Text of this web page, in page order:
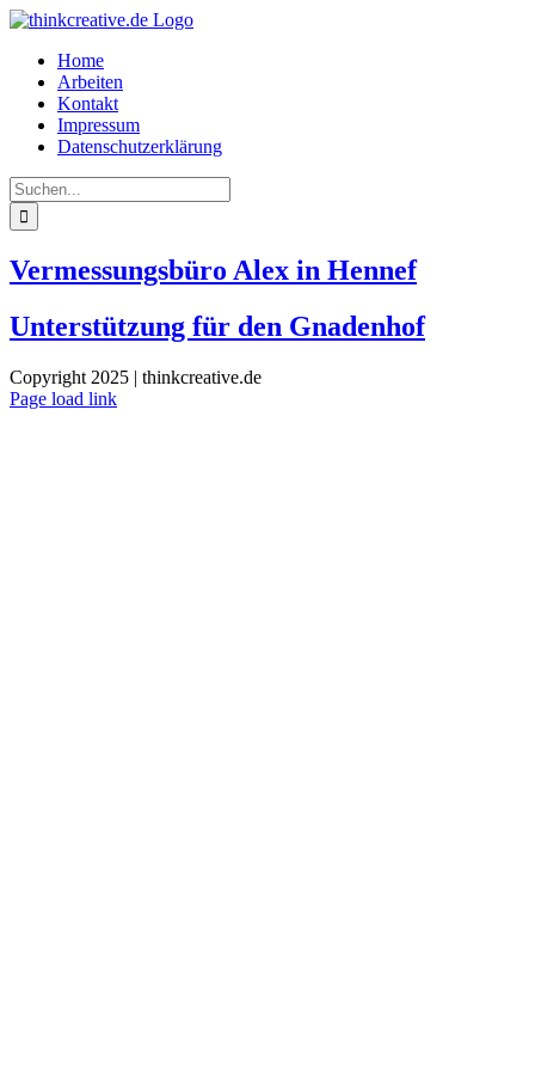
Zum
springenHome
Arbeiten
Kontakt
Impressum
Datenschutzerklärung
Suche
nach:
Vermessungsbüro Alex in Hennef
Unterstützung für den Gnadenhof
Copyright 2025 | thinkcreative.de
Page load link